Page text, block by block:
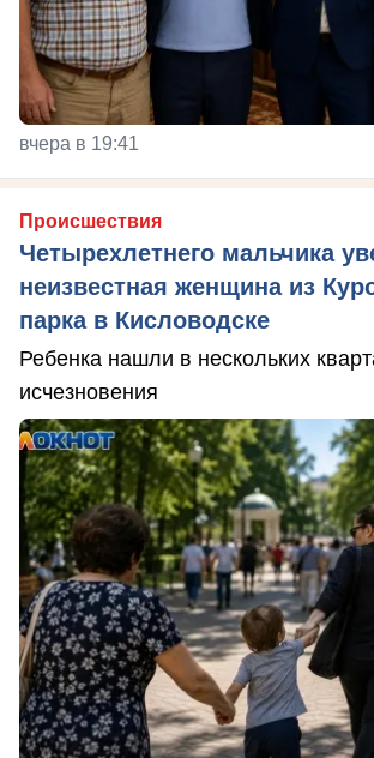
вчера в 19:41
Происшествия
Четырехлетнего мальчика
неизвестная женщина из
парка в Кисловодске
Ребенка нашли в нескольких
исчезновения